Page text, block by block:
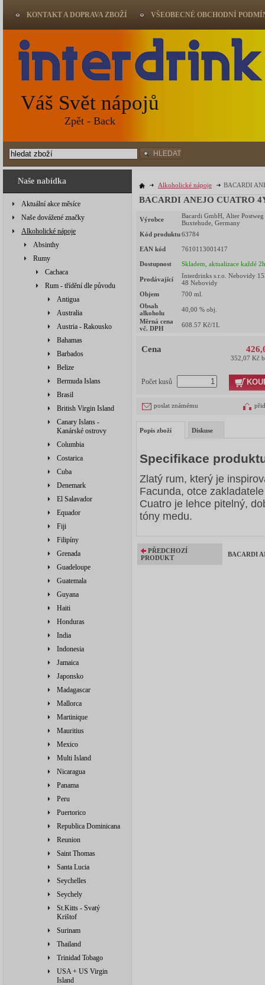
Naše nabídka
Aktuální akce měsíce
Naše dovážené značky
Alkoholické nápoje
Absinthy
Rumy
Cachaca
Rum - třídění dle původu
Antigua
Australia
Austria - Rakousko
Bahamas
Barbados
Belize
Bermuda Islans
Brasil
British Virgin Island
Canary Islans -
Kanárské ostrovy
Columbia
Costarica
Cuba
Denemark
El Salavador
Equador
Fiji
Filipíny
Grenada
Guadeloupe
Guatemala
Guyana
Haiti
Honduras
India
Indonesia
Jamaica
Japonsko
Madagascar
Mallorca
Martinique
Mauritius
Mexico
Multi Island
Nicaragua
Panama
Peru
Puertorico
Republica Dominicana
Reunion
Saint Thomas
Santa Lucia
Seychelles
Seychely
St.Kitts - Svatý
Krištof
Surinam
Thailand
Trinidad Tobago
USA + US Virgin
Island
Alkoholické nápoje BACARDI
BACARDI ANEJO CUATRO
Výrobce
Bacardi GmbH, Alter
Buxtehude, Germany
Kód produktu63784
EAN kód 7610113001417
Dostupnost Skladem, aktualizace každé 2h
Prodávající
Interdrinks s.r.o. Nebovidy
48 Nebovidy
Objem
700 ml.
Obsah
alkoholu
40,00 % obj.
Měrná cena
vč. DPH
608.57 Kč/1L
Cena
352,07 Kč
Počet kusů
poslat známému
Popis zboží Diskuse
Specifikace
Zlatý rum, který je
Facunda, otce
Cuatro je lehce pitelný,
tóny medu.
PŘEDCHOZÍ
PRODUKT
BACARDI
KONTAKT A DOPRAVA ZBOŽÍ VŠEOBECNÉ OBCHODNÍ
Váš Svět nápojů
Zpět - Back
HLEDAT